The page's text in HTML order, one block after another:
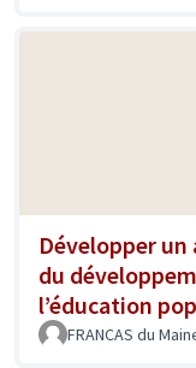
Développer
du
l’éducation
FRANCAS du